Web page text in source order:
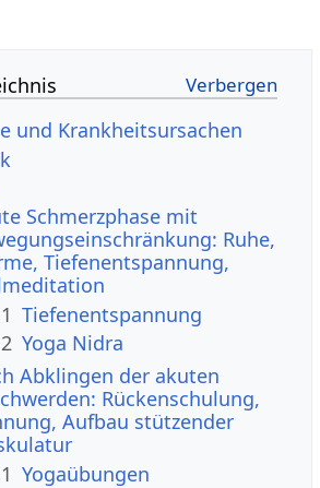
und Krankheitsursachen
Schmerzphase mit
Ruhe,
Tiefenentspannung,
Tiefenentspannung
Yoga Nidra
Abklingen der akuten
Rückenschulung,
Aufbau stützender
Yogaübungen